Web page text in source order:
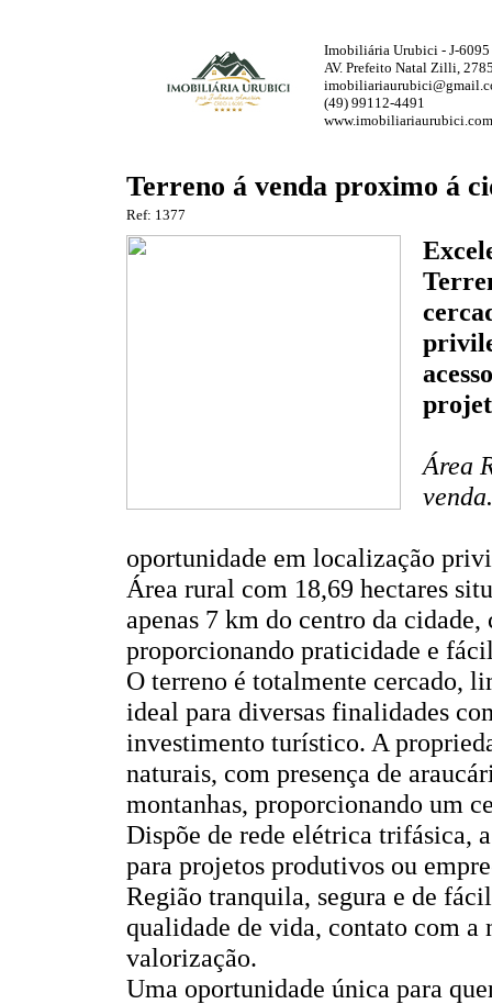
Imobiliária Urubici - J-6095
AV. Prefeito Natal Zilli,
(49) 99112-4491
Terreno á venda proximo á
Ref: 1377
Área
oportunidade em localização
Área rural com 18,69 hectares
apenas 7 km do centro da
proporcionando praticidade e
O terreno é totalmente cercado,
ideal para diversas finalidades
investimento turístico. A
naturais, com presença de
montanhas, proporcionando um
Dispõe de rede elétrica trifásica,
para projetos produtivos ou
Região tranquila, segura e de
qualidade de vida, contato com a
valorização.
Uma oportunidade única para